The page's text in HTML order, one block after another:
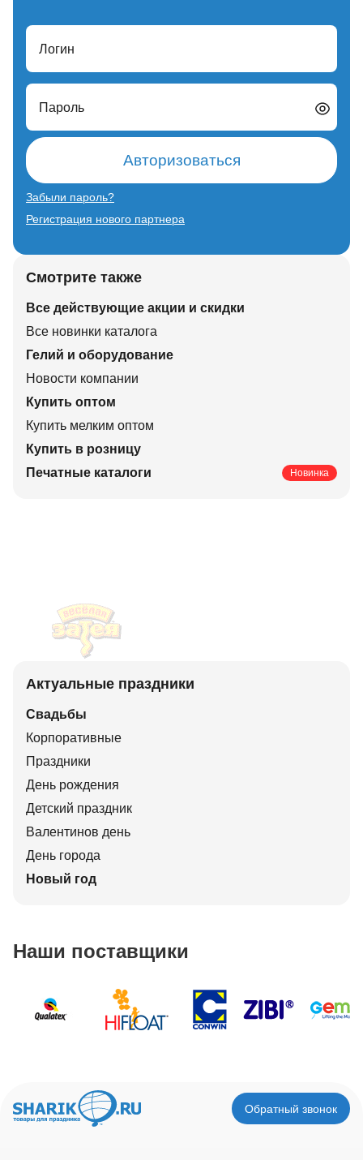
Логин
Пароль
Авторизоваться
Забыли пароль?
Регистрация нового партнера
Смотрите также
Все действующие акции и скидки
Все новинки каталога
Гелий и оборудование
Новости компании
Купить оптом
Купить мелким оптом
Купить в розницу
Печатные каталоги
Новинка
Актуальные праздники
Свадьбы
Корпоративные
Праздники
День рождения
Детский праздник
Валентинов день
День города
Новый год
Наши поставщики
Обратный звонок